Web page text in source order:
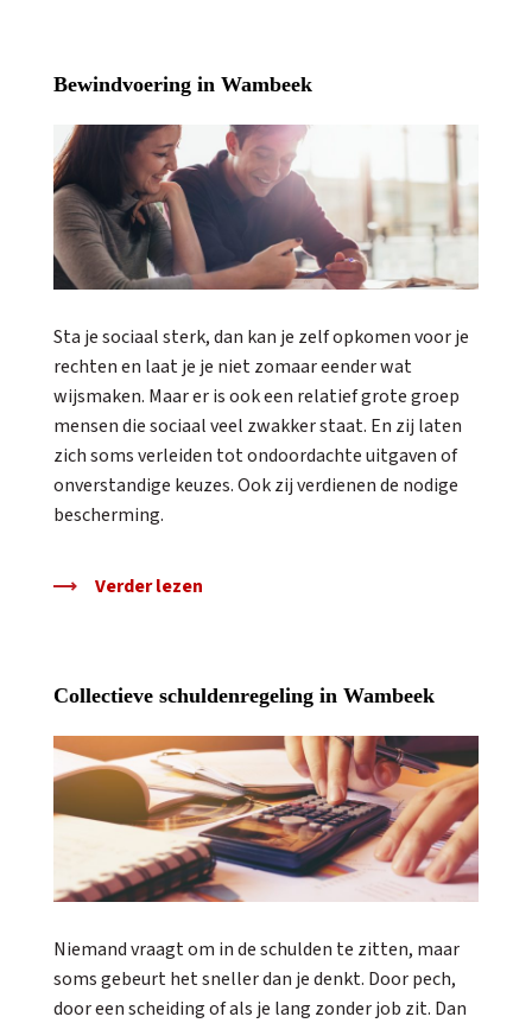
Bewindvoering in Wambeek
Sta je sociaal sterk, dan kan je zelf opkomen voor je
rechten en laat je je niet zomaar eender wat
wijsmaken. Maar er is ook een relatief grote groep
mensen die sociaal veel zwakker staat. En zij laten
zich soms verleiden tot ondoordachte uitgaven of
onverstandige keuzes. Ook zij verdienen de nodige
bescherming.
Verder lezen
Collectieve schuldenregeling in Wambeek
Niemand vraagt om in de schulden te zitten, maar
soms gebeurt het sneller dan je denkt. Door pech,
door een scheiding of als je lang zonder job zit. Dan